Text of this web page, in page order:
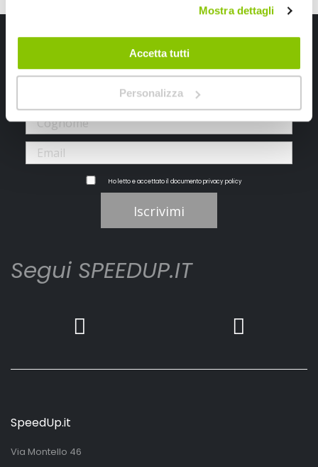
Mostra dettagli
Accetta tutti
Personalizza
Iscriviti alla newsletter Speedup
Ricevi subito uno sconto del 10% per il tuo primo acquisto online!
Ho letto e accettato il documentoprivacy policy
Iscrivimi
Segui SPEEDUP.IT
SpeedUp.it
Via Montello 46